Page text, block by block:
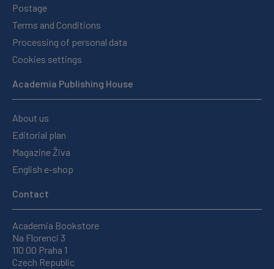
Postage
Terms and Conditions
Processing of personal data
Cookies settings
Academia Publishing House
About us
Editorial plan
Magazine Živa
English e-shop
Contact
Academia Bookstore
Na Florenci 3
110 00 Praha 1
Czech Republic